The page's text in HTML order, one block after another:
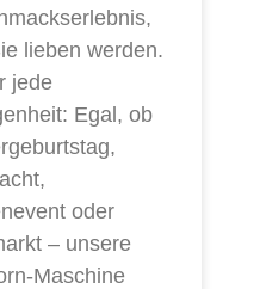
lieben werden.
jede
Egal, ob
oder
– unsere
Maschine